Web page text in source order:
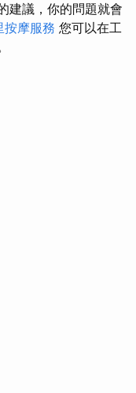
建議，你的問題就會
按摩服務 您可以在工